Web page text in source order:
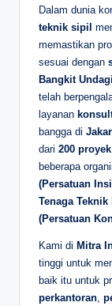
Dalam dunia
teknik sipil
memastikan
sesuai dengan
Bangkit
telah
layanan
bangga di
dari 200 proyek
beberapa
(Persatuan
Tenaga
(Persatuan
Kami di Mitra
tinggi untuk
baik itu untuk
perkantoran